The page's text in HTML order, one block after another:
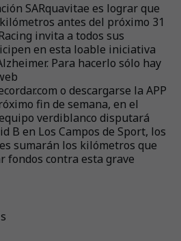
SARquavitae es lograr que
antes del próximo 31
invita a todos sus
en esta loable iniciativa
Para hacerlo sólo hay
o descargarse la APP
fin de semana, en el
verdiblanco disputará
B en Los Campos de Sport, los
sumarán los kilómetros que
fondos contra esta grave